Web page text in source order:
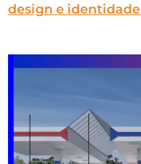
design e